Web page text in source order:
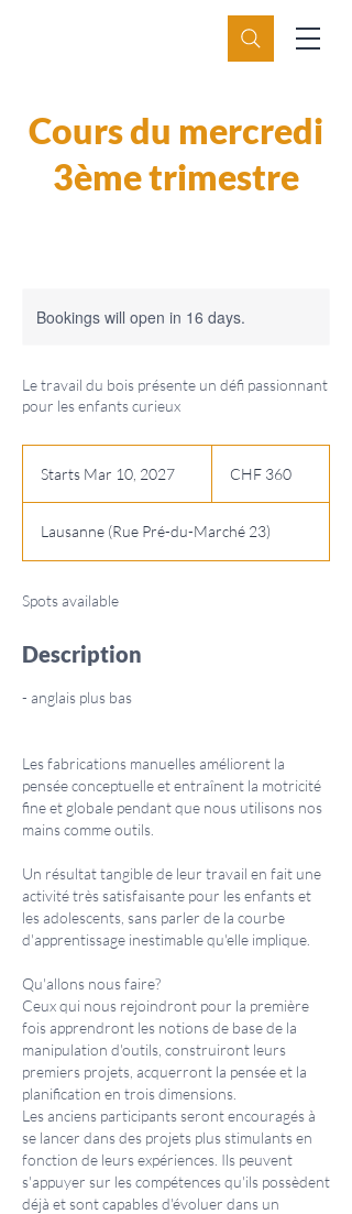
Cours du mercredi
3ème trimestre
Bookings will open in 16 days.
Le travail du bois présente un défi passionnant
pour les enfants curieux
Starts Mar 10, 2027
r
t
0
2
7
francsCHF 360
Lausanne (Rue Pré-du-Marché 23)
Spots available
Description
- anglais plus bas
Les fabrications manuelles améliorent la
pensée conceptuelle et entraînent la motricité
fine et globale pendant que nous utilisons nos
mains comme outils.
Un résultat tangible de leur travail en fait une
activité très satisfaisante pour les enfants et
les adolescents, sans parler de la courbe
d'apprentissage inestimable qu'elle implique.
Qu'allons nous faire?
Ceux qui nous rejoindront pour la première
fois apprendront les notions de base de la
manipulation d'outils, construiront leurs
premiers projets, acquerront la pensée et la
planification en trois dimensions.
Les anciens participants seront encouragés à
se lancer dans des projets plus stimulants en
fonction de leurs expériences. Ils peuvent
s'appuyer sur les compétences qu'ils possèdent
déjà et sont capables d'évoluer dans un